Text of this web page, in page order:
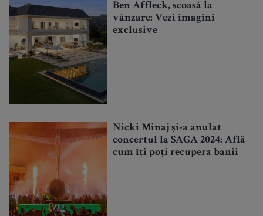
Ben Affleck, scoasă la
vânzare: Vezi imagini
exclusive
Nicki Minaj și-a anulat
concertul la SAGA 2024: Află
cum îți poți recupera banii